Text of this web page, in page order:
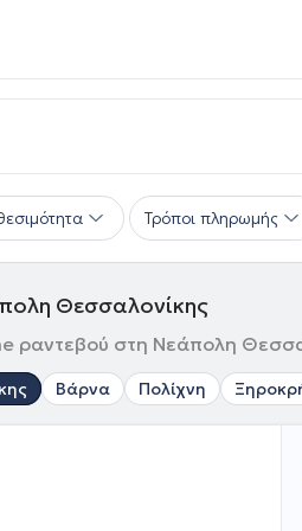
Τρόποι πληρωμής
Θεσσαλονίκης
ραντεβού στη Νεάπολη
Βάρνα Πολίχνη